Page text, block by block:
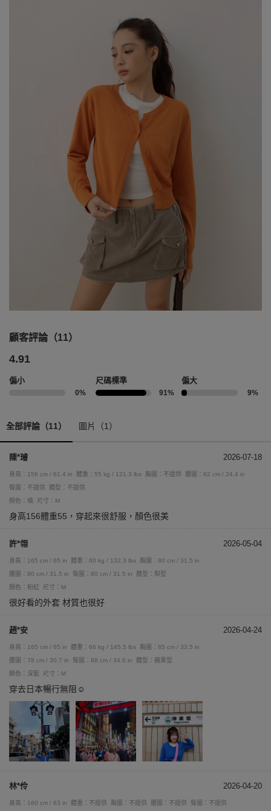
顧客評論（11）
4.91
偏小
0%
尺碼標準
91%
偏大
9%
全部評論（11） 圖片（1）
陳*璿 2026-07-18
身高：156 cm / 61.4 in 體重：55 kg / 121.3 lbs 胸圍：不提供
腰圍：62 cm / 24.4 in
臀圍：不提供
體型：不提供
顏色：橘
尺寸：M
身高156體重55，穿起來很舒服，顏色很美
許*翎 2026-05-04
身高：165 cm / 65 in 體重：60 kg / 132.3 lbs
胸圍：80 cm / 31.5 in
腰圍：80 cm / 31.5 in
臀圍：80 cm / 31.5 in
體型：梨型
顏色：粉紅
尺寸：M
很好看的外套 材質也很好
趙*安 2026-04-24
身高：165 cm / 65 in 體重：66 kg / 145.5 lbs
胸圍：85 cm / 33.5 in
腰圍：78 cm / 30.7 in
臀圍：88 cm / 34.6 in
體型：蘋果型
顏色：深藍
尺寸：M
穿去日本暢行無阻☺️
林*伶 2026-04-20
身高：160 cm / 63 in 體重：不提供 胸圍：不提供 腰圍：不提供
臀圍：不提供